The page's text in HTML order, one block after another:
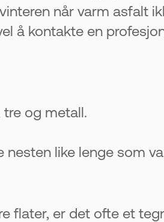
når varm asfalt
å kontakte en
og metall.
like lenge som
flater, er det ofte et